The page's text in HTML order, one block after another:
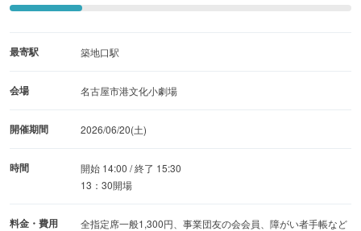
最寄駅 築地口駅
会場 名古屋市港文化小劇場
開催期間 2026/06/20(土)
時間
開始 14:00 / 終了 15:30
13：30開場
料金・費用
全指定席一般1,300円、事業団友の会会員、障がい者手帳など